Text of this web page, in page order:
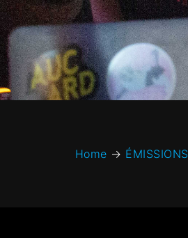
Home → ÉMISSIONS